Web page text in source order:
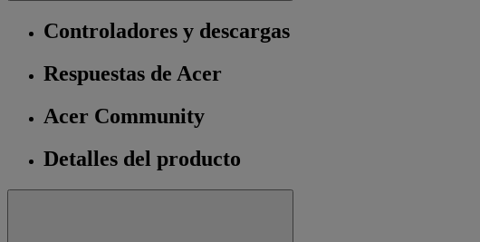
Controladores y descargas
Respuestas de Acer
Acer Community
Detalles del producto